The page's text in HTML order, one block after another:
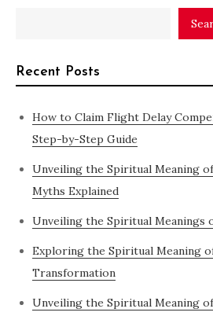
Recent Posts
How to Claim Flight Delay
Step-by-Step Guide
Unveiling the Spiritual Meaning
Myths Explained
Unveiling the Spiritual Meanings
Exploring the Spiritual Meaning
Transformation
Unveiling the Spiritual Meaning